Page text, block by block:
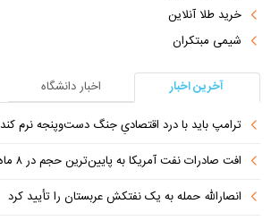
خرید طلا آنلاین
شیمی مبتکران
آخرین اخبار
اخبار دانشگاه
ترامپ باید با درد اقتصادیِ جنگ دست‌و‌پنجه نرم کند
افت صادرات نفت آمریکا به پایین‌ترین حجم در ۸ ماه اخیر
انصارالله حمله به یک نفتکش عربستان را تأیید کرد